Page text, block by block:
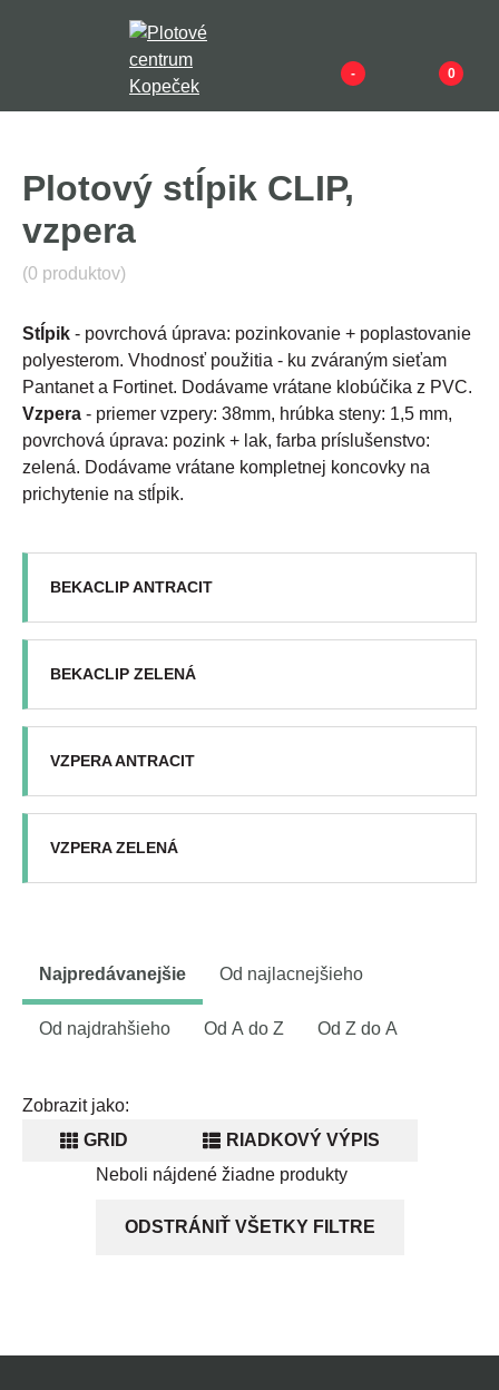
- 0
Plotový stĺpik CLIP,
vzpera
(0 produktov)
Stĺpik - povrchová úprava: pozinkovanie + poplastovanie
polyesterom. Vhodnosť použitia - ku zváraným sieťam
Pantanet a Fortinet. Dodávame vrátane klobúčika z PVC.
Vzpera - priemer vzpery: 38mm, hrúbka steny: 1,5 mm,
povrchová úprava: pozink + lak, farba príslušenstvo:
zelená. Dodávame vrátane kompletnej koncovky na
prichytenie na stĺpik.
BEKACLIP ANTRACIT
BEKACLIP ZELENÁ
VZPERA ANTRACIT
VZPERA ZELENÁ
Najpredávanejšie Od najlacnejšieho
Od najdrahšieho Od A do Z Od Z do A
Zobrazit jako:
GRID
RIADKOVÝ VÝPIS
Neboli nájdené žiadne produkty
ODSTRÁNIŤ VŠETKY FILTRE